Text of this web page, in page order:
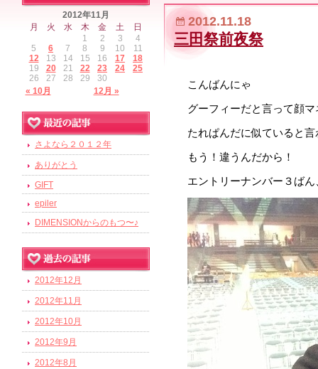
2012.11.18
三田祭前夜祭
こんばんにゃ
グーフィーだと言って顔
たれぱんだに似ていると
もう！違うんだから！
エントリーナンバー３ば
2012年11月
月
火 水 木 金 土 日
« 10月 12月 »
1 2 3
4
5
6 7 8 9 10
11
12
13 14 15 16 17
18
19
20 21 22 23 24
25
26
27 28 29 30
さよなら２０１２年
ありがとう
GIFT
epiler
DIMENSIONからのもつ〜♪
2012年12月
2012年11月
2012年10月
2012年9月
2012年8月